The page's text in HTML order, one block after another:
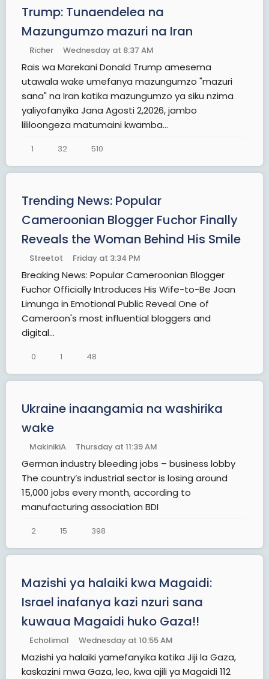
Trump: Tunaendelea na
Mazungumzo mazuri na Iran
Richer Wednesday at 8:37 AM
Rais wa Marekani Donald Trump amesema
utawala wake umefanya mazungumzo "mazuri
sana" na Iran katika mazungumzo ya siku nzima
yaliyofanyika Jana Agosti 2,2026, jambo
lililoongeza matumaini kwamba...
1 32 510
Trending News: Popular
Cameroonian Blogger Fuchor Finally
Reveals the Woman Behind His Smile
Streetot Friday at 3:34 PM
Breaking News: Popular Cameroonian Blogger
Fuchor Officially Introduces His Wife-to-Be Joan
Limunga in Emotional Public Reveal One of
Cameroon's most influential bloggers and
digital...
0 1 48
Ukraine inaangamia na washirika
wake
MakinikiA Thursday at 11:39 AM
German industry bleeding jobs – business lobby
The country’s industrial sector is losing around
15,000 jobs every month, according to
manufacturing association BDI
2 15 398
Mazishi ya halaiki kwa Magaidi:
Israel inafanya kazi nzuri sana
kuwaua Magaidi huko Gaza!!
Echolima1 Wednesday at 10:55 AM
Mazishi ya halaiki yamefanyika katika Jiji la Gaza,
kaskazini mwa Gaza, leo, kwa ajili ya Magaidi 112